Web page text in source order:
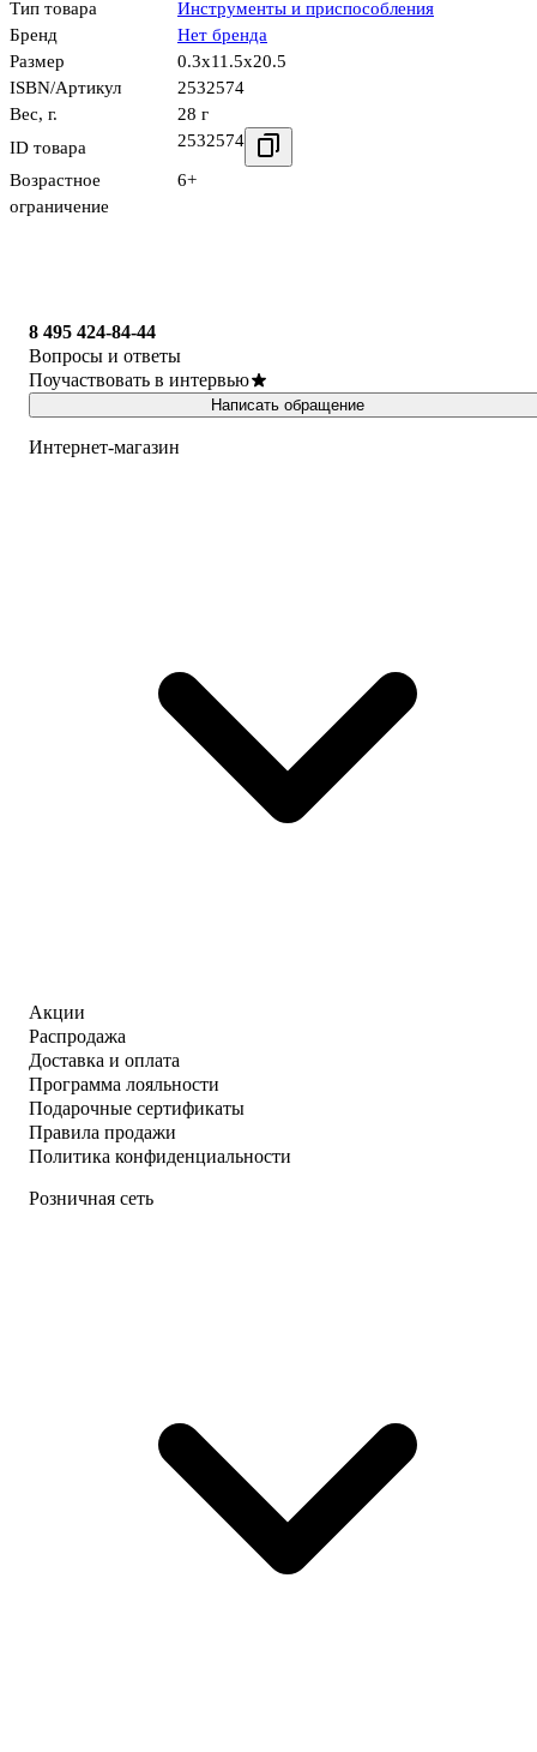
Тип товара
Инструменты и приспособления
Бренд
Нет бренда
Размер
0.3x11.5x20.5
ISBN/Артикул
2532574
Вес, г.
28 г
ID товара
2532574
Возрастное
ограничение
6+
8 495 424-84-44
Вопросы и ответы
Поучаствовать в интервью
Написать обращение
Интернет-магазин
Акции
Распродажа
Доставка и оплата
Программа лояльности
Подарочные сертификаты
Правила продажи
Политика конфиденциальности
Розничная сеть